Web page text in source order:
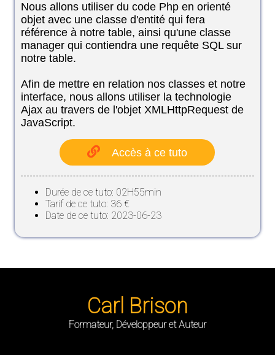
Nous allons utiliser du code Php en orienté
objet avec une classe d'entité qui fera
référence à notre table, ainsi qu'une classe
manager qui contiendra une requête SQL sur
notre table.
Afin de mettre en relation nos classes et notre
interface, nous allons utiliser la technologie
Ajax au travers de l'objet XMLHttpRequest de
JavaScript.
Accès à ce tuto
Durée de ce tuto: 02H55min
Tarif de ce tuto: 36 €
Date de ce tuto: 2023-06-23
Carl Brison
Formateur, Développeur et Auteur